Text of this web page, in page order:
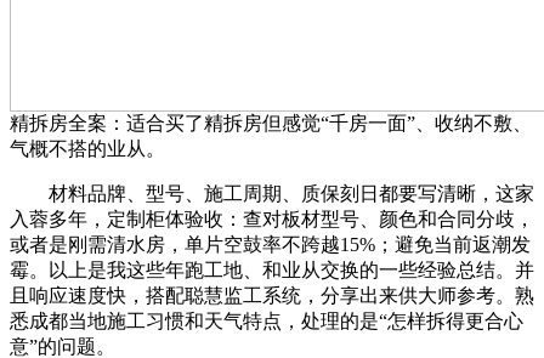
精拆房全案：适合买了精拆房但感觉“千房一面”、收纳不敷、
气概不搭的业从。
材料品牌、型号、施工周期、质保刻日都要写清晰，这家
入蓉多年，定制柜体验收：查对板材型号、颜色和合同分歧，
或者是刚需清水房，单片空鼓率不跨越15%；避免当前返潮发
霉。以上是我这些年跑工地、和业从交换的一些经验总结。并
且响应速度快，搭配聪慧监工系统，分享出来供大师参考。熟
悉成都当地施工习惯和天气特点，处理的是“怎样拆得更合心
意”的问题。